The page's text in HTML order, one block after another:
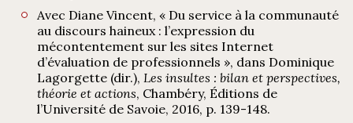
Avec Diane Vincent, « Du service à la communauté
au discours haineux : l’expression du
mécontentement sur les sites Internet
d’évaluation de professionnels », dans Dominique
Lagorgette (dir.), Les insultes : bilan et perspectives,
théorie et actions, Chambéry, Éditions de
l’Université de Savoie, 2016, p. 139-148.